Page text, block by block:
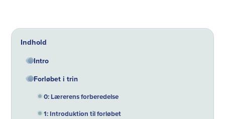
Indhold
Intro
Forløbet i trin
0: Lærerens forberedelse
1: Introduktion til forløbet